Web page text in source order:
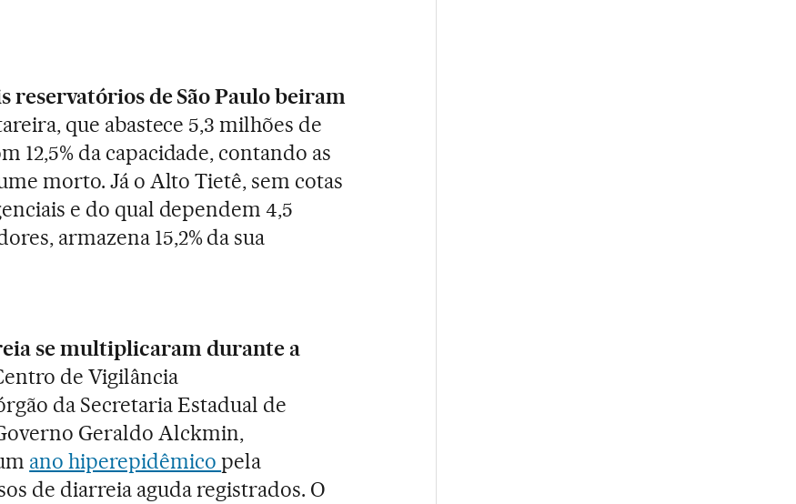
reservatórios de São Paulo beiram
que abastece 5,3 milhões de
12,5% da capacidade, contando as
morto. Já o Alto Tietê, sem cotas
e do qual dependem 4,5
armazena 15,2% da sua
se multiplicaram durante a
de Vigilância
da Secretaria Estadual de
Geraldo Alckmin,
ano hiperepidêmicopela
de diarreia aguda registrados. O